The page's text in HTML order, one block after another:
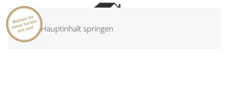
Zum Hauptinhalt springen